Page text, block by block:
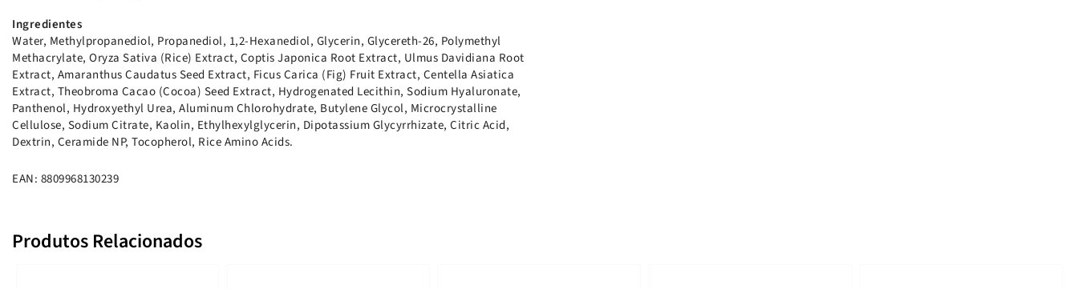
Ingredientes
Water, Methylpropanediol, Propanediol, 1,2-Hexanediol, Glycerin, Glycereth-26, Polymethyl
Methacrylate, Oryza Sativa (Rice) Extract, Coptis Japonica Root Extract, Ulmus Davidiana Root
Extract, Amaranthus Caudatus Seed Extract, Ficus Carica (Fig) Fruit Extract, Centella Asiatica
Extract, Theobroma Cacao (Cocoa) Seed Extract, Hydrogenated Lecithin, Sodium Hyaluronate,
Panthenol, Hydroxyethyl Urea, Aluminum Chlorohydrate, Butylene Glycol, Microcrystalline
Cellulose, Sodium Citrate, Kaolin, Ethylhexylglycerin, Dipotassium Glycyrrhizate, Citric Acid,
Dextrin, Ceramide NP, Tocopherol, Rice Amino Acids.
EAN: 8809968130239
Produtos Relacionados